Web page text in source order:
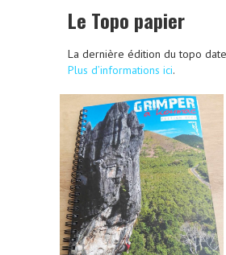
Le Topo papier
La dernière édition du topo
Plus d’informations ici.